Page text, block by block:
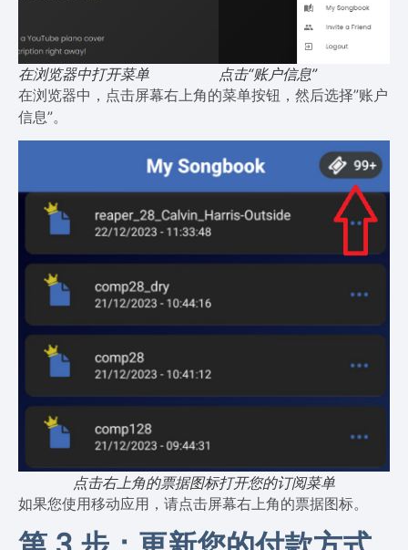
在浏览器中打开菜单
点击“账户信息”
在浏览器中，点击屏幕右上角的菜单按钮，然后选择”账户
信息”。
点击右上角的票据图标打开您的订阅菜单
如果您使用移动应用，请点击屏幕右上角的票据图标。